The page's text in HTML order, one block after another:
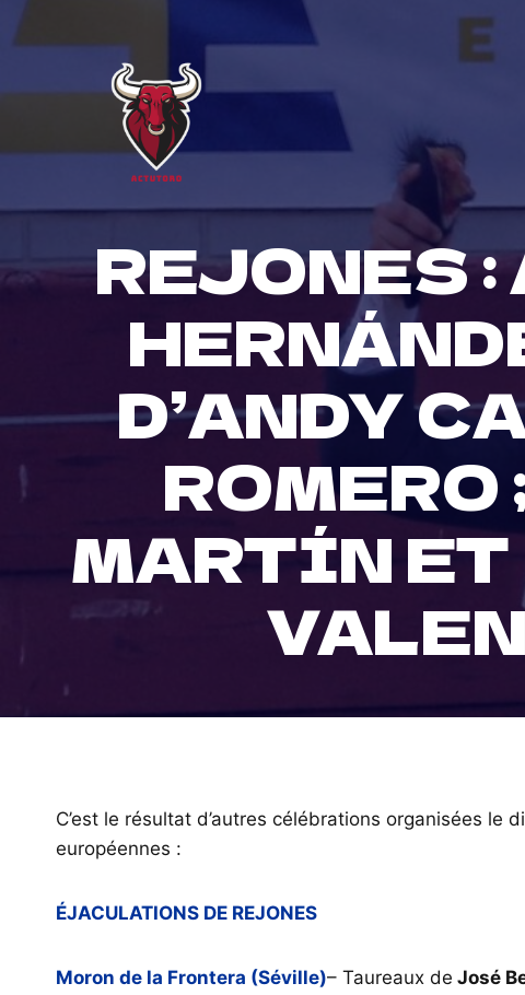
Skip
to
REJONES :
D’ANDY
ROMERO
MARTÍN ET
C’est le résultat d’autres célébrations organisées le
européennes :
ÉJACULATIONS DE REJONES
Moron de la Frontera (Séville)– Taureaux de José